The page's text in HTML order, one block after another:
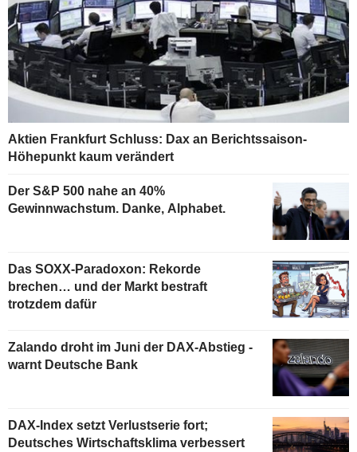
Aktien Frankfurt Schluss: Dax an Berichtssaison-
Höhepunkt kaum verändert
Der S&P 500 nahe an 40%
Gewinnwachstum. Danke, Alphabet.
Das SOXX-Paradoxon: Rekorde
brechen… und der Markt bestraft
trotzdem dafür
Zalando droht im Juni der DAX-Abstieg -
warnt Deutsche Bank
DAX-Index setzt Verlustserie fort;
Deutsches Wirtschaftsklima verbessert